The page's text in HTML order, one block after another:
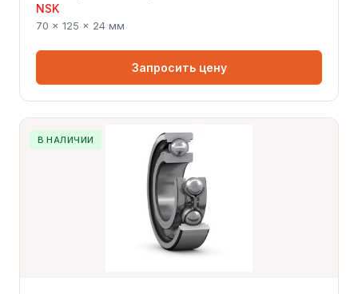
NSK
70 × 125 × 24 мм
Запросить цену
В НАЛИЧИИ